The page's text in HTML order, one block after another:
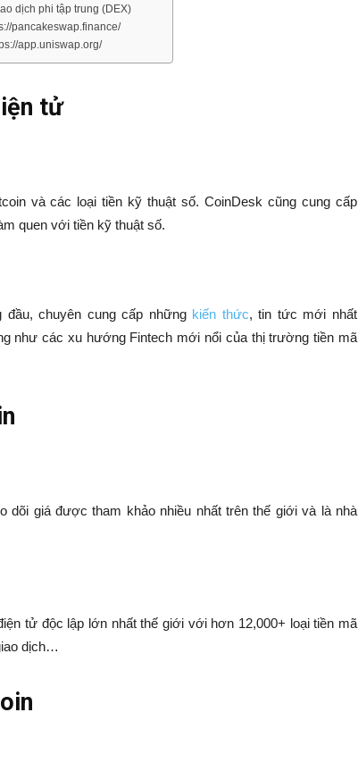
dịch phi tập trung (DEX)
pancakeswap.finance/
app.uniswap.org/
tử
và các loại tiền kỹ thuật số. CoinDesk cũng cung cấp
quen với tiền kỹ thuật số.
chuyên cung cấp những kiến thức, tin tức mới nhất
như các xu hướng Fintech mới nổi của thị trường tiền mã
dõi giá được tham khảo nhiều nhất trên thế giới và là nhà
tử độc lập lớn nhất thế giới với hơn 12,000+ loại tiền mã
dịch…